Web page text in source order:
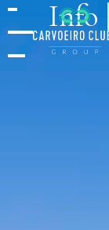
Info